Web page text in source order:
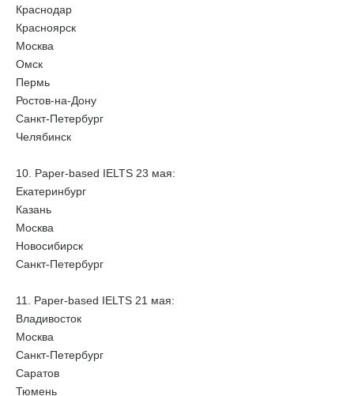
Краснодар
Красноярск
Москва
Омск
Пермь
Ростов-на-Дону
Санкт-Петербург
Челябинск
10. Paper-based IELTS 23 мая:
Екатеринбург
Казань
Москва
Новосибирск
Санкт-Петербург
11. Paper-based IELTS 21 мая:
Владивосток
Москва
Санкт-Петербург
Саратов
Тюмень